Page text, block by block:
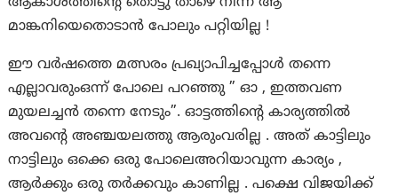
മാങ്കനിയെതൊടാൻ പോലും പറ്റിയില്ല !
ഈ വർഷത്തെ മത്സരം പ്രഖ്യാപിച്ചപ്പോൾ തന്നെ
എല്ലാവരുംഒന്ന് പോലെ പറഞ്ഞു ” ഓ , ഇത്തവണ
മുയലച്ചൻ തന്നെ നേടും”. ഓട്ടത്തിന്റെ കാര്യത്തിൽ
അവന്റെ അഞ്ചയലത്തു ആരുംവരില്ല . അത് കാട്ടിലും
നാട്ടിലും ഒക്കെ ഒരു പോലെഅറിയാവുന്ന കാര്യം ,
ആർക്കും ഒരു തർക്കവും കാണില്ല . പക്ഷെ വിജയിക്ക്